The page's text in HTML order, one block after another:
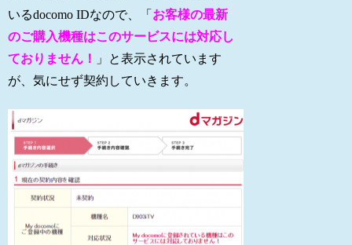
いるdocomo IDなので、「 お客様の最新
のご購入機種はこのサービスには対応し
ておりません！
」と表示されています
が、気にせず契約していきます。